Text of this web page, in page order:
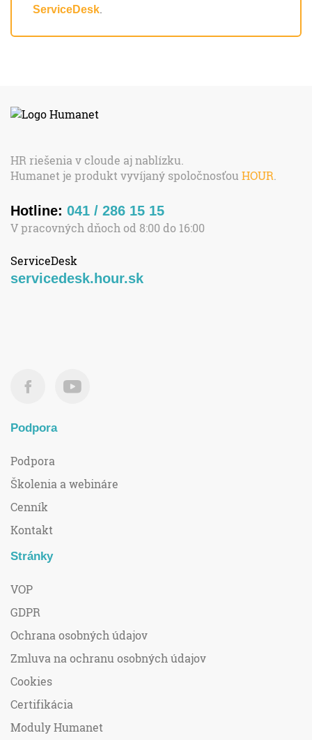
ServiceDesk.
HR riešenia v cloude aj nablízku.
Humanet je produkt vyvíjaný spoločnosťou HOUR
Hotline: 041 / 286 15 15
V pracovných dňoch od 8:00 do 16:00
ServiceDesk
servicedesk.hour.sk
Podpora
Podpora
Školenia a webináre
Cenník
Kontakt
Stránky
VOP
GDPR
Ochrana osobných údajov
Zmluva na ochranu osobných údajov
Cookies
Certifikácia
Moduly Humanet